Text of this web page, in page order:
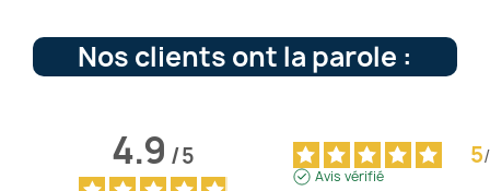
Nos clients ont la parole :
4.9/5 5/
Avis vérifié